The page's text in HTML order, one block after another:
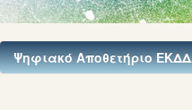
Ψηφιακό Αποθετήριο